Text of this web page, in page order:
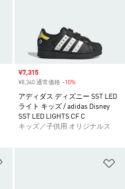
セール価格
¥7,315
¥8,360 通常価格 -10%
アディダス ディズニー SST LED
ライト キッズ / adidas Disney
SST LED LIGHTS CF C
キッズ／子供用 オリジナルス